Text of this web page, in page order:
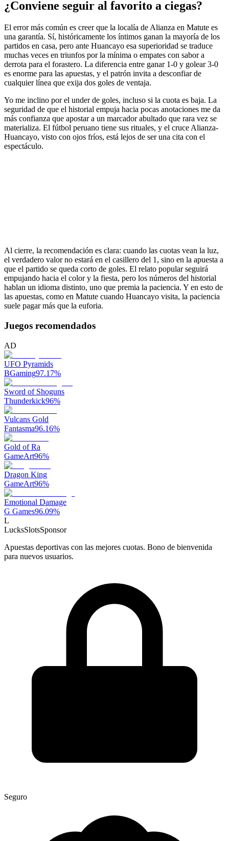
¿Conviene seguir al favorito a ciegas?
El error más común es creer que la localía de Alianza en Matute es
una garantía. Sí, históricamente los íntimos ganan la mayoría de los
partidos en casa, pero ante Huancayo esa superioridad se traduce
muchas veces en triunfos por la mínima o empates con sabor a
derrota para el forastero. La diferencia entre ganar 1-0 y golear 3-0
es enorme para las apuestas, y el patrón invita a desconfiar de
cualquier línea que exija dos goles de ventaja.
Yo me inclino por el under de goles, incluso si la cuota es baja. La
seguridad de que el historial empuja hacia pocas anotaciones me da
más confianza que apostar a un marcador abultado que rara vez se
materializa. El fútbol peruano tiene sus rituales, y el cruce Alianza-
Huancayo, visto con ojos fríos, está lejos de ser una cita con el
espectáculo.
Al cierre, la recomendación es clara: cuando las cuotas vean la luz,
el verdadero valor no estará en el casillero del 1, sino en la apuesta a
que el partido se queda corto de goles. El relato popular seguirá
empujando hacia el color y la fiesta, pero los números del historial
hablan un idioma distinto, uno que premia la paciencia. Y en esto de
las apuestas, como en Matute cuando Huancayo visita, la paciencia
suele pagar más que la euforia.
Juegos recomendados
AD
UFO Pyramids
BGaming97.17%
Sword of Shoguns
Thunderkick96%
Vulcans Gold
Fantasma96.16%
Gold of Ra
GameArt96%
Dragon King
GameArt96%
Emotional Damage
G Games96.09%
L
LucksSlotsSponsor
Apuestas deportivas con las mejores cuotas. Bono de bienvenida
para nuevos usuarios.
Seguro